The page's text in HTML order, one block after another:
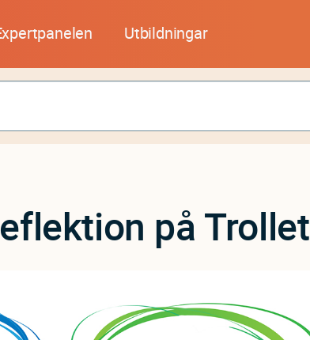
Utbildningar
på Trollet